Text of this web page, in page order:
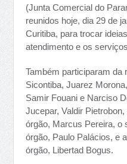
(Junta Comercial do
reunidos hoje, dia 29 de
Curitiba, para trocar
atendimento e os
Também participaram da
Sicontiba, Juarez
Samir Fouani e Narciso
Jucepar, Valdir
órgão, Marcus Pereira, o
órgão, Paulo Palácios, e
órgão, Libertad Bogus.